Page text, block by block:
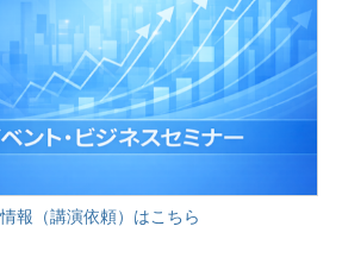
報（講演依頼）はこちら